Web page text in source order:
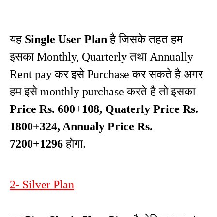
यह Single User Plan है जिसके तहत हम
इसका Monthly, Quarterly तथा Annually
Rent pay कर इसे Purchase कर सकते है अगर
हम इसे monthly purchase करते है तो इसका
Price Rs. 600+108, Quaterly Price Rs.
1800+324, Annualy Price Rs.
7200+1296होगा.
2- Silver Plan